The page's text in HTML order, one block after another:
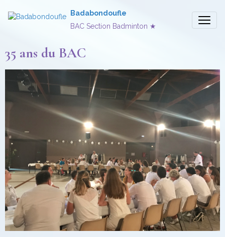
Badabondoufle
BAC Section Badminton ★
35 ans du BAC